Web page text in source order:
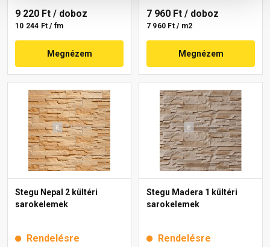
9 220 Ft / doboz
10 244 Ft / fm
Megnézem
7 960 Ft / doboz
7 960 Ft / m2
Megnézem
Stegu Nepal 2 kültéri
sarokelemek
Rendelésre
Stegu Madera 1 kültéri
sarokelemek
Rendelésre